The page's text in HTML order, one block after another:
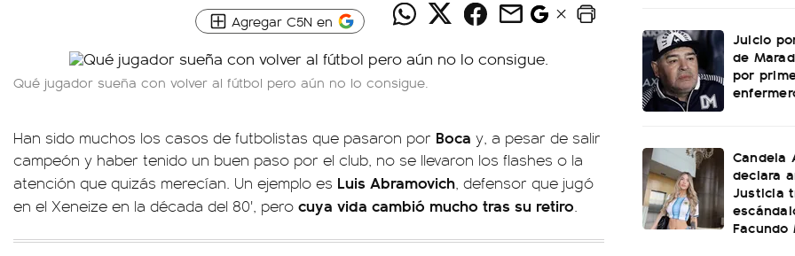
Agregar C5N en
Qué jugador sueña con volver al fútbol pero aún no lo consigue.
Han sido muchos los casos de futbolistas que pasaron por Boca y, a pesar de salir
campeón y haber tenido un buen paso por el club, no se llevaron los flashes o la
atención que quizás merecían. Un ejemplo es Luis Abramovich, defensor que jugó
en el Xeneize en la década del 80', pero cuya vida cambió mucho tras su retiro.
Juicio
de
por
Candela
declara
Justicia
Facundo